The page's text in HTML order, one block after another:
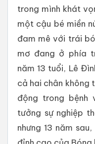
trong mình khát
một cậu bé miền
đam mê với trái
mơ đang ở phía
năm 13 tuổi, Lê
cả hai chân không
động trong bệnh
tưởng sự nghiệp
nhưng 13 năm